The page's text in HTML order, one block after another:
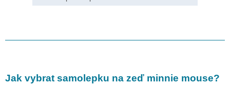
Jak vybrat samolepku na zeď minnie mouse?